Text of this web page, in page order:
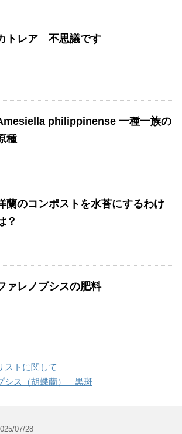
トレア 不思議です
philippinense 一種一族の
種
蘭のコンポストを水苔にするわけ
？
ァレノプシスの肥料
ストに関して
シス（胡蝶蘭） 黒斑
07/28